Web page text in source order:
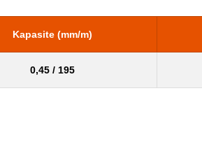
Kapasite (mm/m)
0,45 / 195